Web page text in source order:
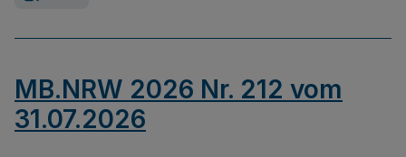
MB.NRW 2026 Nr. 212 vom
31.07.2026